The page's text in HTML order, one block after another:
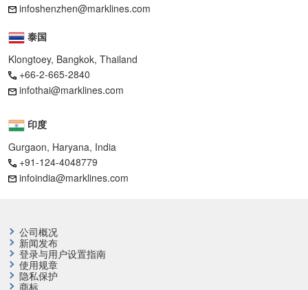
infoshenzhen@marklines.com
泰国
Klongtoey, Bangkok, Thailand
+66-2-665-2840
infothai@marklines.com
印度
Gurgaon, Haryana, India
+91-124-4048779
infoindia@marklines.com
公司概况
新闻发布
登录与用户设置指南
使用规章
隐私保护
商标